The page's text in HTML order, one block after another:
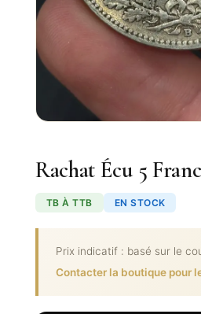
Rachat Écu 5
TB À TTB EN STOCK
Prix indicatif : basé sur le
Contacter la boutique pour